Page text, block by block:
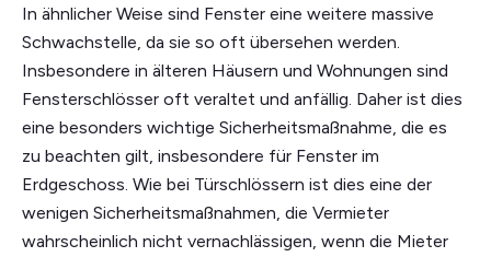
In ähnlicher Weise sind Fenster eine weitere massive
Schwachstelle, da sie so oft übersehen werden.
Insbesondere in älteren Häusern und Wohnungen sind
Fensterschlösser oft veraltet und anfällig. Daher ist dies
eine besonders wichtige Sicherheitsmaßnahme, die es
zu beachten gilt, insbesondere für Fenster im
Erdgeschoss. Wie bei Türschlössern ist dies eine der
wenigen Sicherheitsmaßnahmen, die Vermieter
wahrscheinlich nicht vernachlässigen, wenn die Mieter